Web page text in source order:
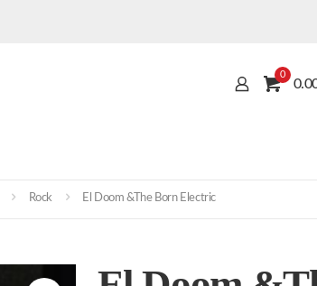
0
Rock El Doom &The Born Electric